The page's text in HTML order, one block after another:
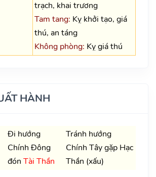
trạch, khai trương
Tam tang: Kỵ khởi tạo, giá
thú, an táng
Không phòng: Kỵ giá thú
HÀNH
Đi hướng
Chính Đông
đón Tài Thần
Tránh hướng
Chính Tây gặp Hạc
Thần (xấu)